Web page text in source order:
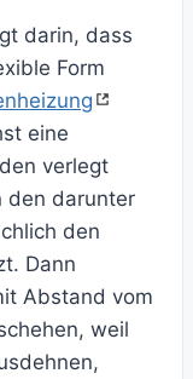
darin, dass
Form
eine
verlegt
den darunter
den
Dann
Abstand vom
weil